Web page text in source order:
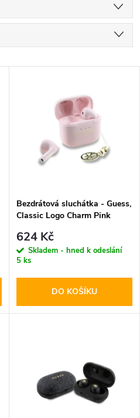
Bezdrátová sluchátka - Guess,
Classic Logo Charm Pink
624 Kč
Skladem - hned k odeslání
5 ks
DO KOŠÍKU